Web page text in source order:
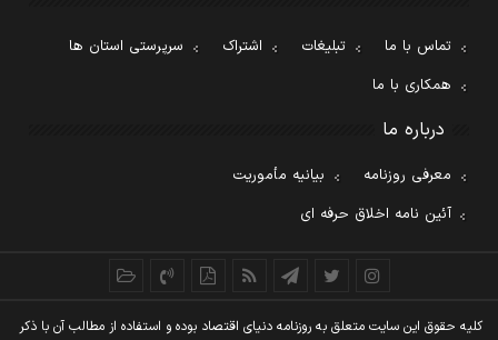
تماس با ما تبلیغات اشتراک
سرپرستی استان ها
همکاری با ما
درباره ما
معرفی روزنامه
بیانیه مأموریت
آئین نامه اخلاق حرفه ای
کليه حقوق اين سايت متعلق به روزنامه دنيای اقتصاد بوده و استفاده از مطالب آن با ذکر